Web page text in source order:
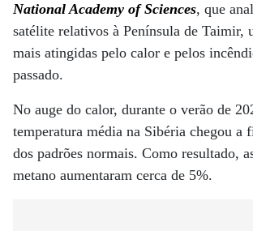
National Academy of Sciences, que
satélite relativos à Península de Taimir,
mais atingidas pelo calor e pelos
passado.
No auge do calor, durante o verão de
temperatura média na Sibéria chegou a
dos padrões normais. Como resultado,
metano aumentaram cerca de 5%.